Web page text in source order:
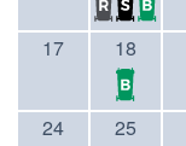
17 18
24 25